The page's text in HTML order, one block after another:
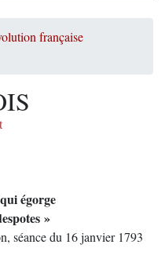
française
égorge
»
séance du 16 janvier 1793